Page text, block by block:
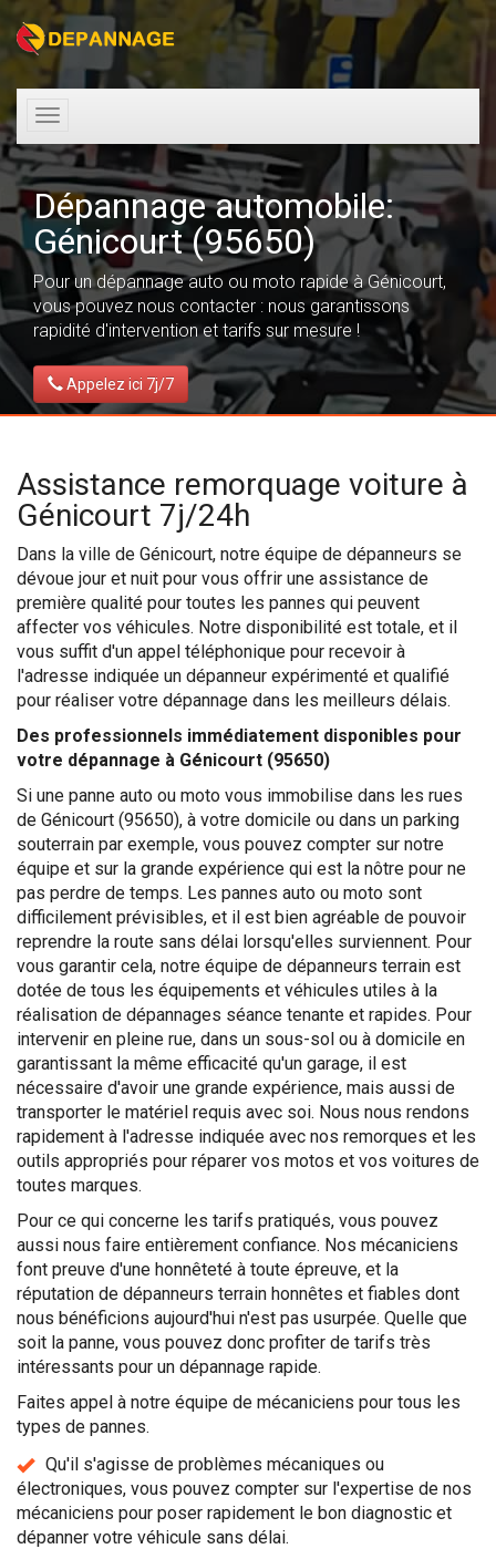
Toggle
navigation
Dépannage automobile:
Génicourt (95650)
Pour un dépannage auto ou moto rapide à Génicourt,
vous pouvez nous contacter : nous garantissons
rapidité d'intervention et tarifs sur mesure !
Appelez ici 7j/7
Assistance remorquage voiture à
Génicourt 7j/24h
Dans la ville de Génicourt, notre équipe de dépanneurs se
dévoue jour et nuit pour vous offrir une assistance de
première qualité pour toutes les pannes qui peuvent
affecter vos véhicules. Notre disponibilité est totale, et il
vous suffit d'un appel téléphonique pour recevoir à
l'adresse indiquée un dépanneur expérimenté et qualifié
pour réaliser votre dépannage dans les meilleurs délais.
Des professionnels immédiatement disponibles pour
votre dépannage à Génicourt (95650)
Si une panne auto ou moto vous immobilise dans les rues
de Génicourt (95650), à votre domicile ou dans un parking
souterrain par exemple, vous pouvez compter sur notre
équipe et sur la grande expérience qui est la nôtre pour ne
pas perdre de temps. Les pannes auto ou moto sont
difficilement prévisibles, et il est bien agréable de pouvoir
reprendre la route sans délai lorsqu'elles surviennent. Pour
vous garantir cela, notre équipe de dépanneurs terrain est
dotée de tous les équipements et véhicules utiles à la
réalisation de dépannages séance tenante et rapides. Pour
intervenir en pleine rue, dans un sous-sol ou à domicile en
garantissant la même efficacité qu'un garage, il est
nécessaire d'avoir une grande expérience, mais aussi de
transporter le matériel requis avec soi. Nous nous rendons
rapidement à l'adresse indiquée avec nos remorques et les
outils appropriés pour réparer vos motos et vos voitures de
toutes marques.
Pour ce qui concerne les tarifs pratiqués, vous pouvez
aussi nous faire entièrement confiance. Nos mécaniciens
font preuve d'une honnêteté à toute épreuve, et la
réputation de dépanneurs terrain honnêtes et fiables dont
nous bénéficions aujourd'hui n'est pas usurpée. Quelle que
soit la panne, vous pouvez donc profiter de tarifs très
intéressants pour un dépannage rapide.
Faites appel à notre équipe de mécaniciens pour tous les
types de pannes.
Qu'il s'agisse de problèmes mécaniques ou
électroniques, vous pouvez compter sur l'expertise de nos
mécaniciens pour poser rapidement le bon diagnostic et
dépanner votre véhicule sans délai.